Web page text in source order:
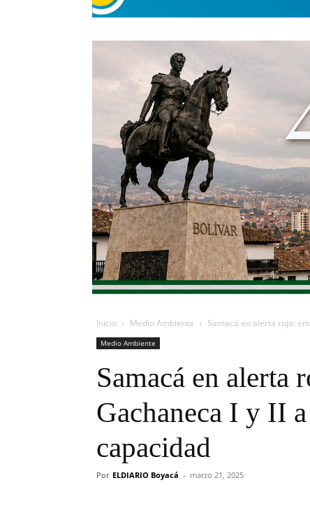
Inicio Medio Ambiente Samacá en alerta roja:
Medio Ambiente
Samacá en alerta
Gachaneca I y II
capacidad
Por ELDIARIO Boyacá - marzo 21, 2025